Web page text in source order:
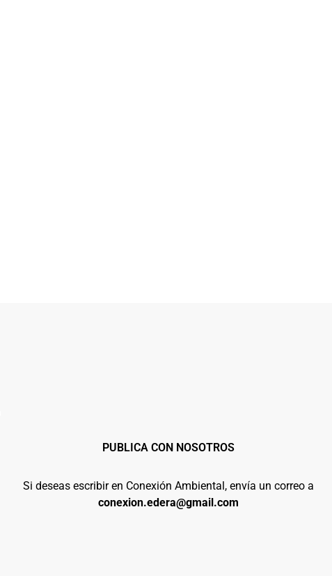
PUBLICA CON NOSOTROS
Si deseas escribir en Conexión Ambiental, envía un correo a
conexion.edera@gmail.com